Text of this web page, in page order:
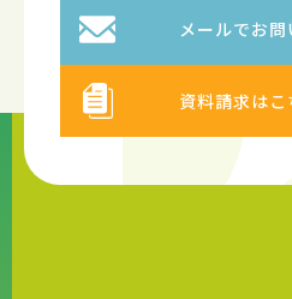
メールでお
資料請求はこ